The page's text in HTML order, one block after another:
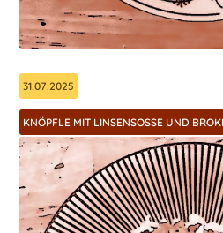
31.07.2025
KNÖPFLE MIT LINSENSOSSE UND